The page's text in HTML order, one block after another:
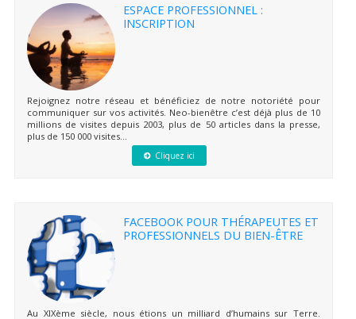
ESPACE PROFESSIONNEL :
INSCRIPTION
Rejoignez notre réseau et bénéficiez de notre notoriété pour
communiquer sur vos activités. Neo-bienêtre c’est déjà plus de 10
millions de visites depuis 2003, plus de 50 articles dans la presse,
plus de 150 000 visites...
Cliquez ici
FACEBOOK POUR THÉRAPEUTES ET
PROFESSIONNELS DU BIEN-ÊTRE
Au XIXème siècle, nous étions un milliard d’humains sur Terre.